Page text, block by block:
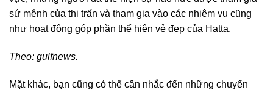
sứ mệnh của thị trấn và tham gia vào các nhiệm vụ cũng
như hoạt động góp phần thể hiện vẻ đẹp của Hatta.
Theo: gulfnews.
Mặt khác, bạn cũng có thể cân nhắc đến những chuyến